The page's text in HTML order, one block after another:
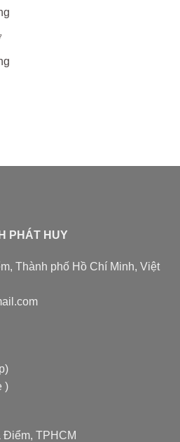
PHÁT HUY
Thành phố Hồ Chí Minh, Việt
)
Điểm, TPHCM